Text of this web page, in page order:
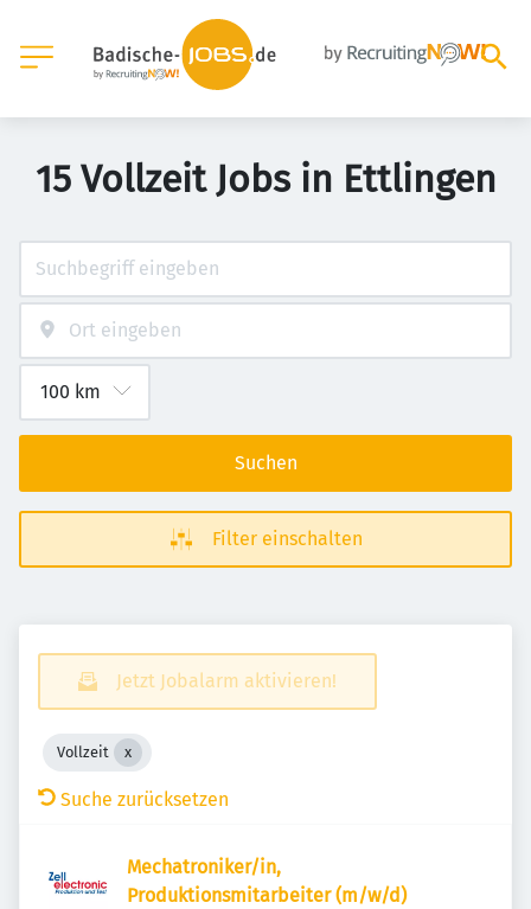
15 Vollzeit Jobs in Ettlingen
Suchen
Filter einschalten
Jetzt Jobalarm aktivieren!
Vollzeit
Suche zurücksetzen
Mechatroniker/in,
Produktionsmitarbeiter (m/w/d)